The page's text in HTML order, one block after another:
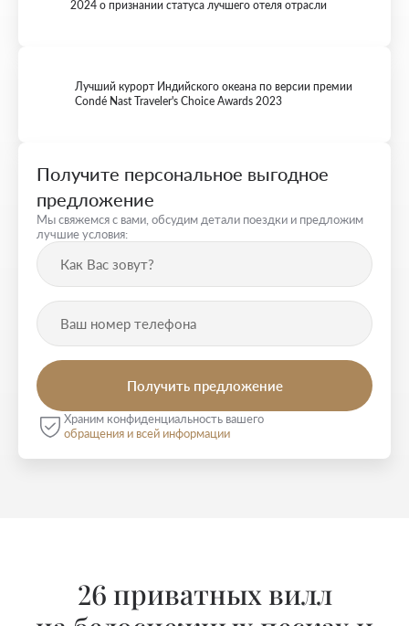
2024 о признании статуса лучшего отеля отрасли
Лучший курорт Индийского океана по версии премии
Condé Nast Traveler's Choice Awards 2023
Получите персональное выгодное
предложение
Мы свяжемся с вами, обсудим детали поездки и предложим
лучшие условия:
Храним конфиденциальность вашего
обращения и всей информации
26 приватных вилл